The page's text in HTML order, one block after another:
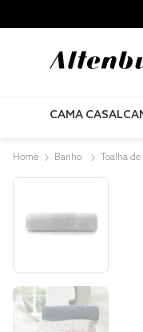
CAMA CASAL
Banho Toalha